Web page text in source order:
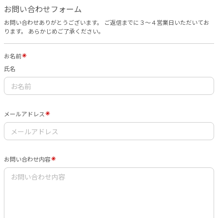
お問い合わせフォーム
お問い合わせありがとうございます。 ご返信までに３〜４営業日いただいてお
ります。 あらかじめご了承ください。
お名前
氏名
メールアドレス
お問い合わせ内容